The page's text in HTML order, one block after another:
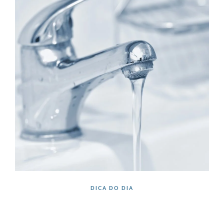
DICA DO DIA